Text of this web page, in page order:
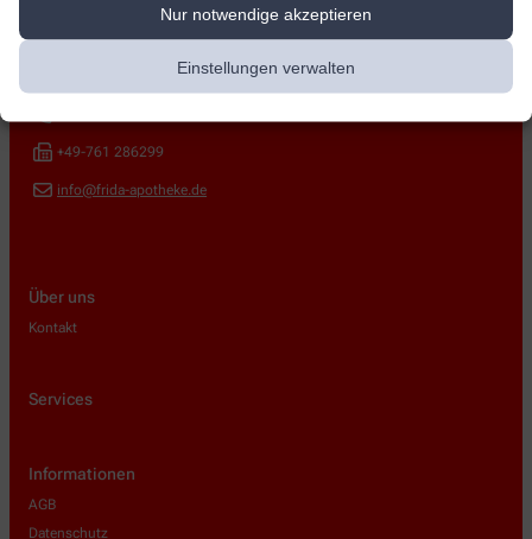
Nur notwendige akzeptieren
Einstellungen verwalten
Frida Apotheke
+49-761 286299
info@frida-apotheke.de
Über uns
Kontakt
Services
Informationen
AGB
Datenschutz